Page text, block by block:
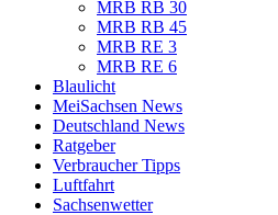
MRB RB 30
MRB RB 45
MRB RE 3
MRB RE 6
Blaulicht
MeiSachsen News
Deutschland News
Ratgeber
Verbraucher Tipps
Luftfahrt
Sachsenwetter